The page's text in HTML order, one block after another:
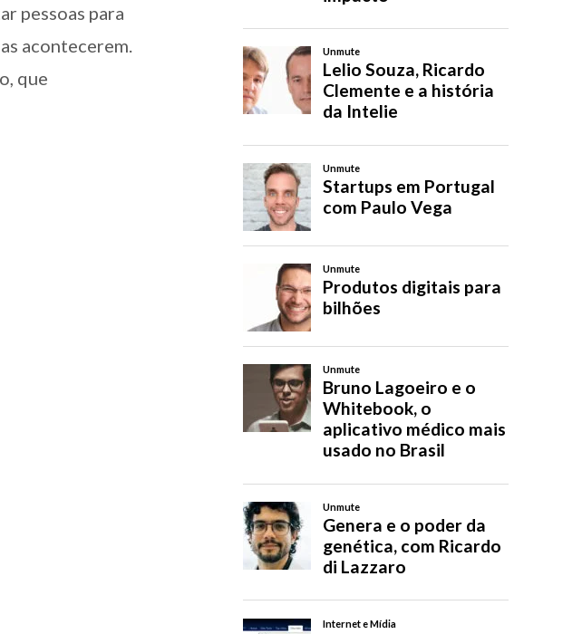
pessoas para
acontecerem.
que